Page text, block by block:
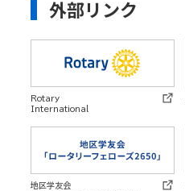
外部リンク
Rotary
International
地区学友会